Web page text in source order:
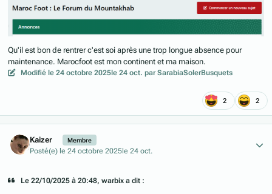
Qu'il est bon de rentrer c'est soi après une trop longue absence pour
maintenance. Marocfoot est mon continent et ma maison.
Modifié le 24 octobre 2025 le 24 oct. par SarabiaSolerBusquets
2 2
Kaizer Membre
Posté(e) le 24 octobre 2025le 24 oct.
Le 22/10/2025 à 20:48, warbix a dit :